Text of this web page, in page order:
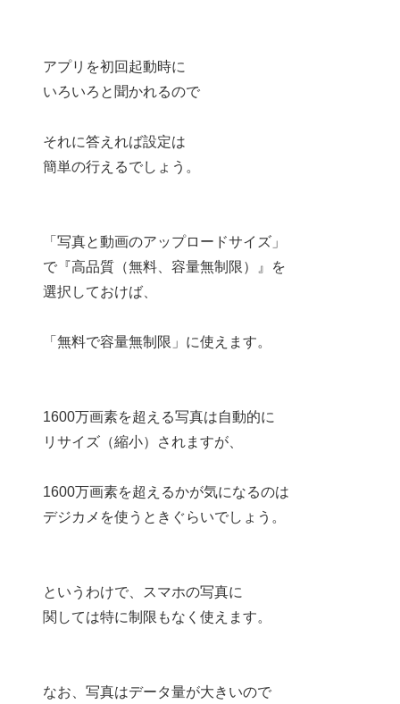
アプリを初回起動時に
いろいろと聞かれるので
それに答えれば設定は
簡単の行えるでしょう。
「写真と動画のアップロードサイズ」
で『高品質（無料、容量無制限）』を
選択しておけば、
「無料で容量無制限」に使えます。
1600万画素を超える写真は自動的に
リサイズ（縮小）されますが、
1600万画素を超えるかが気になるのは
デジカメを使うときぐらいでしょう。
というわけで、スマホの写真に
関しては特に制限もなく使えます。
なお、写真はデータ量が大きいので